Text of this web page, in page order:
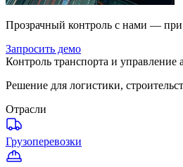
Прозрачный контроль с нами — при
Запросить демо
Контроль транспорта и управление
Решение для логистики,
Отрасли
Грузоперевозки